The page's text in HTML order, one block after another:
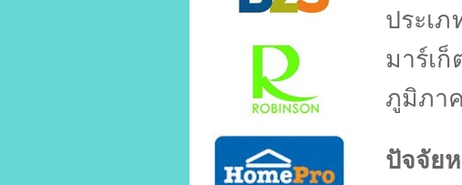
ประเ
มาร์เ
ภูมิภาค
ปัจจัย